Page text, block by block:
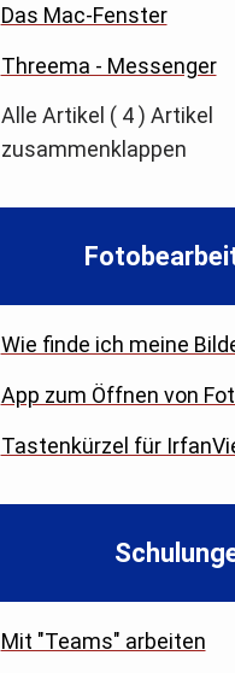
Das Mac-Fenster
Threema - Messenger
Alle Artikel ( 4 ) Artikel
zusammenklappen
Wie finde ich meine
App zum Öffnen von
Tastenkürzel für
Mit "Teams" arbeiten